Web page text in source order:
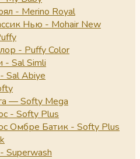
- Merino Royal
Нью - Mohair New
- Puffy Color
Sal Simli
Sal Abiye
— Softy Mega
- Softy Plus
Омбре Батик - Softy Plus
Superwash